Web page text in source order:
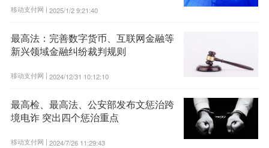
移动支付网 | 2025/1/2 9:21:40
最高法：完善数字货币、互联网金融等
新兴领域金融纠纷裁判规则
移动支付网 | 2024/12/31 10:12:10
最高检、最高法、公安部发布文惩治跨
境电诈 突出四个惩治重点
移动支付网 | 2024/7/26 11:29:43